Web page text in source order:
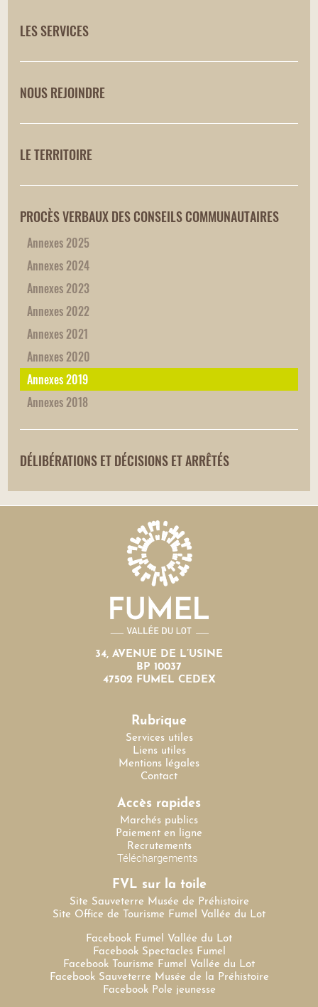
LES SERVICES
NOUS REJOINDRE
LE TERRITOIRE
PROCÈS VERBAUX DES CONSEILS COMMUNAUTAIRES
Annexes 2025
Annexes 2024
Annexes 2023
Annexes 2022
Annexes 2021
Annexes 2020
Annexes 2019
Annexes 2018
DÉLIBÉRATIONS ET DÉCISIONS ET ARRÊTÉS
34, AVENUE DE L’USINE
BP 10037
47502 FUMEL CEDEX
Rubrique
Services utiles
Liens utiles
Mentions légales
Contact
Accès rapides
Marchés publics
Paiement en ligne
Recrutements
Téléchargements
FVL sur la toile
Site Sauveterre Musée de Préhistoire
Site Office de Tourisme Fumel Vallée du Lot
Facebook Fumel Vallée du Lot
Facebook Spectacles Fumel
Facebook Tourisme Fumel Vallée du Lot
Facebook Sauveterre Musée de la Préhistoire
Facebook Pole jeunesse